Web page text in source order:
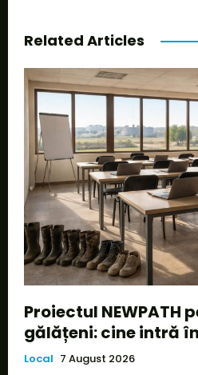
Related Articles
Proiectul NEWPATH
gălățeni: cine intră
Local 7 August 2026